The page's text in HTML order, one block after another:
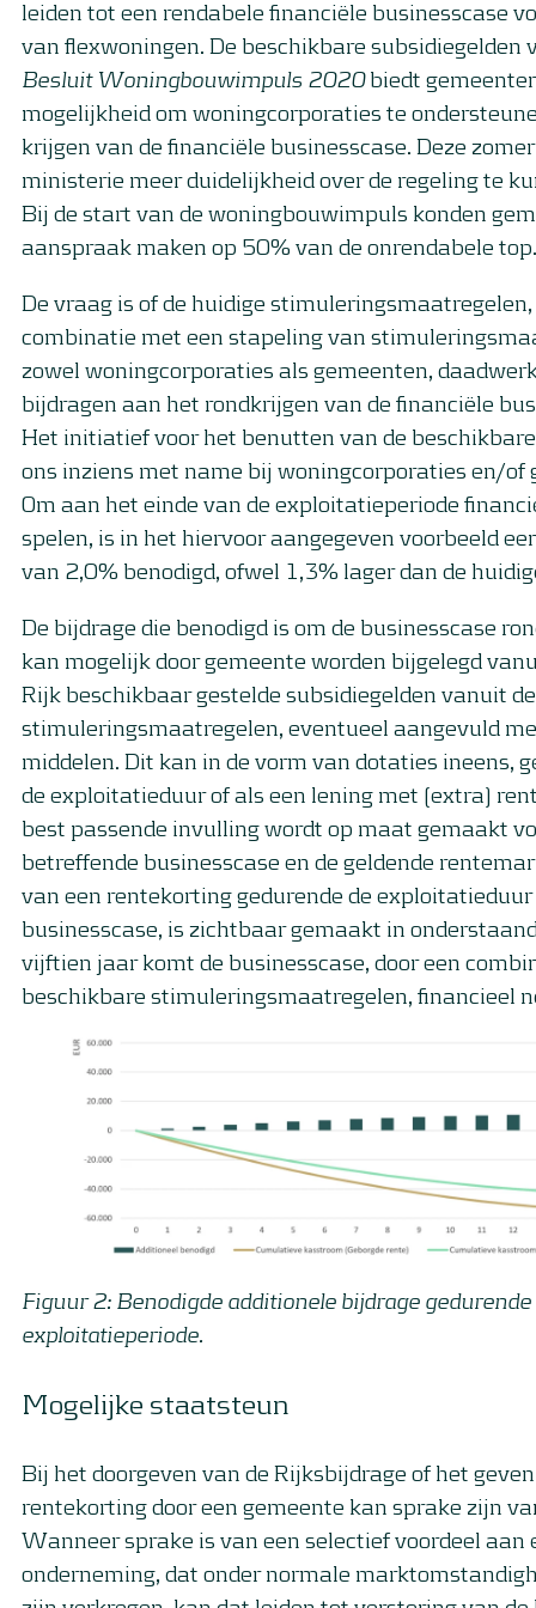
leiden tot een rendabele financiële businesscase
van flexwoningen. De beschikbare subsidiegelden
Besluit Woningbouwimpuls 2020biedt
mogelijkheid om woningcorporaties te
krijgen van de financiële businesscase. Deze
ministerie meer duidelijkheid over de regeling te
Bij de start van de woningbouwimpuls konden
aanspraak maken op 50% van de onrendabele
De vraag is of de huidige
combinatie met een stapeling van
zowel woningcorporaties als gemeenten,
bijdragen aan het rondkrijgen van de financiële
Het initiatief voor het benutten van de
ons inziens met name bij woningcorporaties en/of
Om aan het einde van de exploitatieperiode
spelen, is in het hiervoor aangegeven voorbeeld
van 2,0% benodigd, ofwel 1,3% lager dan de
De bijdrage die benodigd is om de businesscase
kan mogelijk door gemeente worden bijgelegd
Rijk beschikbaar gestelde subsidiegelden vanuit de
stimuleringsmaatregelen, eventueel aangevuld
middelen. Dit kan in de vorm van dotaties ineens,
de exploitatieduur of als een lening met (extra)
best passende invulling wordt op maat gemaakt
betreffende businesscase en de geldende
van een rentekorting gedurende de exploitatieduur
businesscase, is zichtbaar gemaakt in
vijftien jaar komt de businesscase, door een
beschikbare stimuleringsmaatregelen, financieel
Figuur 2: Benodigde additionele bijdrage gedurende
exploitatieperiode.
Mogelijke staatsteun
Bij het doorgeven van de Rijksbijdrage of het
rentekorting door een gemeente kan sprake zijn
Wanneer sprake is van een selectief voordeel aan
onderneming, dat onder normale